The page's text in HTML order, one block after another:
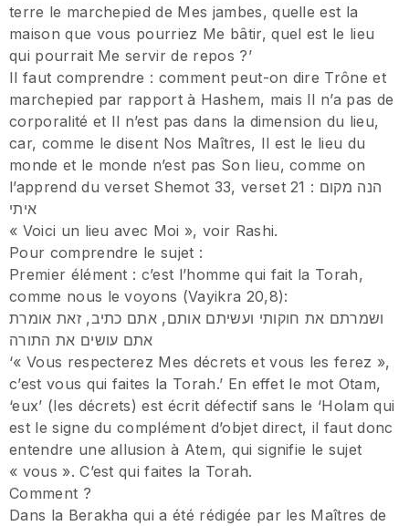
terre le marchepied de Mes jambes, quelle est la
maison que vous pourriez Me bâtir, quel est le lieu
qui pourrait Me servir de repos ?’
Il faut comprendre : comment peut-on dire Trône et
marchepied par rapport à Hashem, mais Il n’a pas de
corporalité et Il n’est pas dans la dimension du lieu,
car, comme le disent Nos Maîtres, Il est le lieu du
monde et le monde n’est pas Son lieu, comme on
l’apprend du verset Shemot 33, verset 21 : הנה מקום
איתי
« Voici un lieu avec Moi », voir Rashi.
Pour comprendre le sujet :
Premier élément : c’est l’homme qui fait la Torah,
comme nous le voyons (Vayikra 20,8):
ושמרתם את חוקותי ועשיתם אותם, אתם כתיב, זאת אומרת
אתם עושים את התורה
‘« Vous respecterez Mes décrets et vous les ferez »,
c’est vous qui faites la Torah.’ En effet le mot Otam,
‘eux’ (les décrets) est écrit défectif sans le ‘Holam qui
est le signe du complément d’objet direct, il faut donc
entendre une allusion à Atem, qui signifie le sujet
« vous ». C’est qui faites la Torah.
Comment ?
Dans la Berakha qui a été rédigée par les Maîtres de